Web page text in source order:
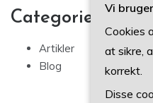
Categories
Artikler
Blog
Vi
Cookies
at sikre,
korrekt.
Disse